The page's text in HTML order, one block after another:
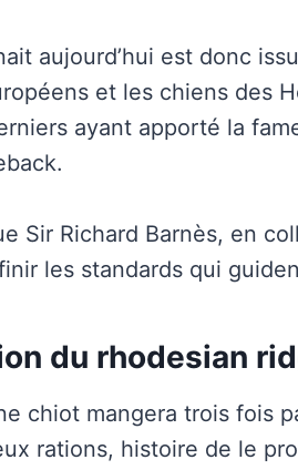
aujourd’hui est donc
et les chiens des
ayant apporté la
Sir Richard Barnès, en
les standards qui
du rhodesian
chiot mangera trois fois
rations, histoire de le